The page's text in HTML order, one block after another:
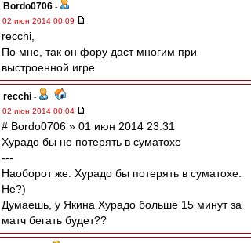
Bordo0706 -
02 июн 2014 00:09
recchi,
По мне, так он фору даст многим при
выстроенной игре
recchi -
02 июн 2014 00:04
# Bordo0706 » 01 июн 2014 23:31
Хурадо бы не потерять в суматохе
---
Наоборот же: Хурадо бы потерять в суматохе.
Не?)
Думаешь, у Якина Хурадо больше 15 минут за
матч бегать будет??